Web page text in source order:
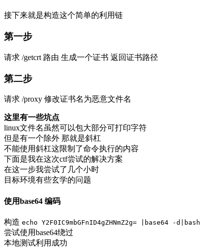
接下来就是构造这个简单的利用链
第一步
请求 /getcrt 路由 生成一个证书 返回证书路径
第二步
请求 /proxy 修改证书名为恶意文件名
这里有一些坑点
linux文件名虽然可以包大部分可打印字符
但是有一个除外 那就是斜杠
不能使用斜杠这限制了命令执行的内容
下面是我在这次ctf尝试的解决方案
在这一步我尝试了几个小时
目标环境有些玄学的问题
使用base64 编码
构造 echo Y2F0IC9mbGFnID4gZHNmZ2g= |base64 -d|bash
尝试使用base64绕过
本地测试利用成功